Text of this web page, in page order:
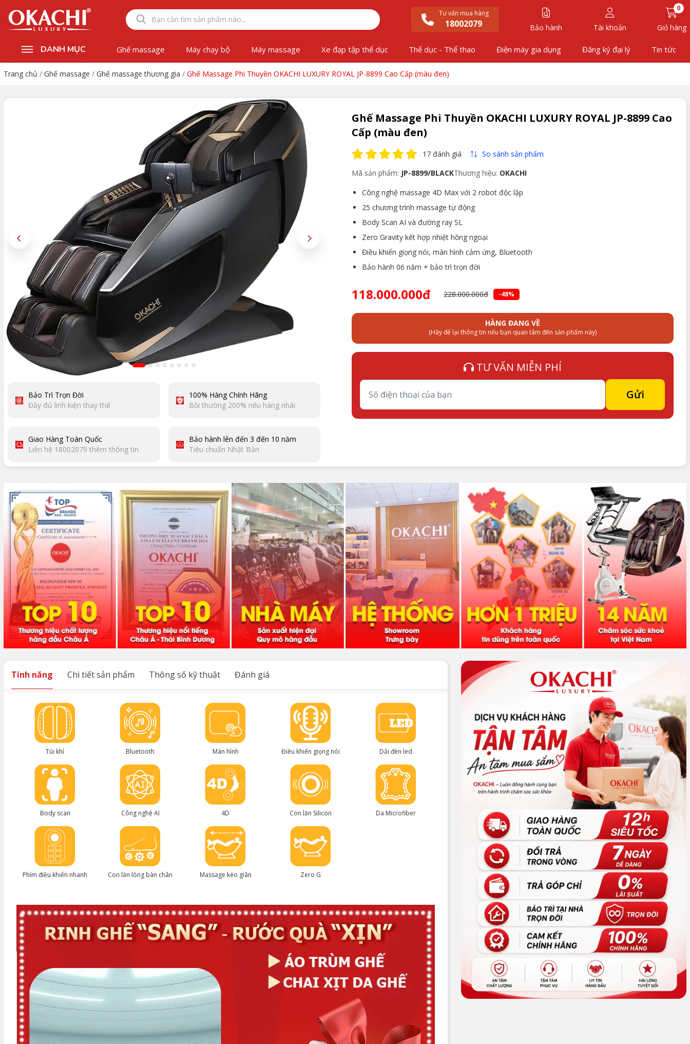
Tư vấn mua hàng
18002079 Bảo hành Tài khoản
0
Giỏ hàng
DANH MỤC Ghế massage Máy chạy bộ Máy massage Xe đạp tập thể dục Thể dục - Thể thao Điện máy gia dụng Đăng ký đại lý Tin tức
Trang chủ / Ghế massage / Ghế massage thương gia / Ghế Massage Phi Thuyền OKACHI LUXURY ROYAL JP-8899 Cao Cấp (màu đen)
Bảo Trì Trọn Đời
Đầy đủ linh kiện thay thế
100% Hàng Chính Hãng
Bồi thường 200% nếu hàng nhái
Giao Hàng Toàn Quốc
Liên hệ 18002079 thêm thông tin
Bảo hành lên đến 3 đến 10 năm
Tiêu chuẩn Nhật Bản
Ghế Massage Phi Thuyền OKACHI LUXURY ROYAL JP-8899 Cao
Cấp (màu đen)
17 đánh giá
So sánh sản phẩm
Mã sản phẩm: JP-8899/BLACKThương hiệu: OKACHI
Công nghệ massage 4D Max với 2 robot độc lập
25 chương trình massage tự động
Body Scan AI và đường ray SL
Zero Gravity kết hợp nhiệt hồng ngoại
Điều khiển giọng nói, màn hình cảm ứng, Bluetooth
Bảo hành 06 năm + bảo trì trọn đời
118.000.000đ 228.000.000đ -48%
HÀNG ĐANG VỀ
(Hãy để lại thông tin nếu bạn quan tâm đến sản phẩm này)
TƯ VẤN MIỄN PHÍ
Gửi
Tính năng Chi tiết sản phẩm Thông số kỹ thuật Đánh giá
Túi khí Bluetooth Màn hình Điều khiển giọng nói Dải đèn led
Body scan Công nghệ AI 4D Con lăn Silicon Da Microfiber
Phím điều khiển nhanh Con lăn lòng bàn chân Massage kéo giãn Zero G